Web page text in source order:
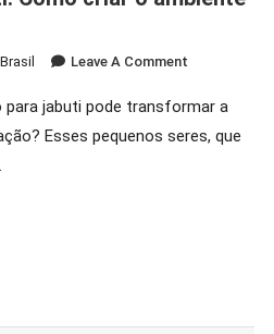
Leave A CommentOn
Para
Jabuti:
para jabuti pode transformar a
Esses pequenos seres, que